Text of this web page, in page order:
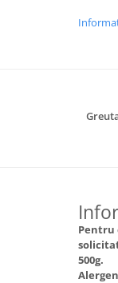
Pentru
500g.